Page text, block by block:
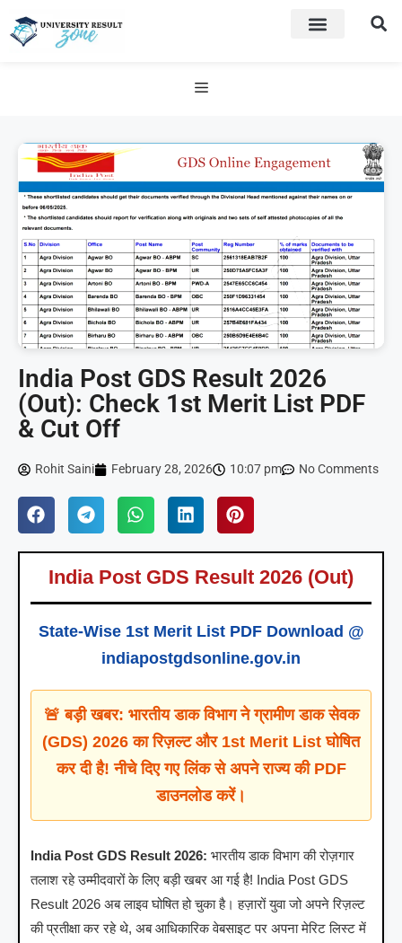
India Post GDS Result 2026
(Out): Check 1st Merit List PDF
& Cut Off
Rohit Saini February 28, 2026 10:07 pm No Comments
India Post GDS Result 2026 (Out)
State-Wise 1st Merit List PDF Download @
indiapostgdsonline.gov.in
🚨 बड़ी खबर: भारतीय डाक विभाग ने ग्रामीण डाक सेवक
(GDS) 2026 का रिज़ल्ट और 1st Merit List घोषित
कर दी है! नीचे दिए गए लिंक से अपने राज्य की PDF
डाउनलोड करें।
India Post GDS Result 2026: भारतीय डाक विभाग की रोज़गार
तलाश रहे उम्मीदवारों के लिए बड़ी खबर आ गई है! India Post GDS
Result 2026 अब लाइव घोषित हो चुका है। हज़ारों युवा जो अपने रिज़ल्ट
की प्रतीक्षा कर रहे थे, अब आधिकारिक वेबसाइट पर अपना मेरिट लिस्ट में